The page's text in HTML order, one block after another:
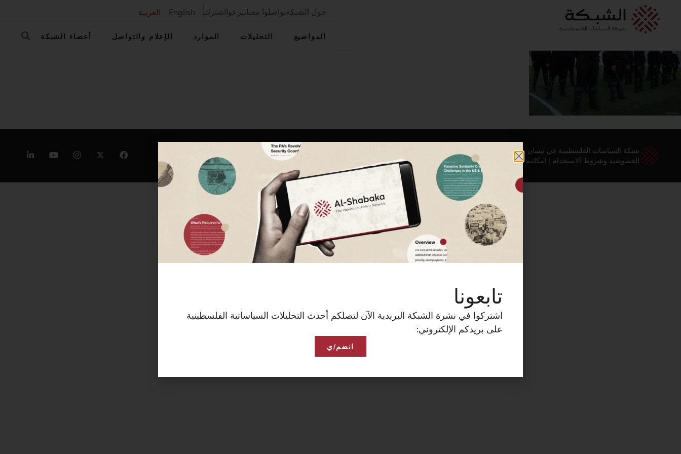
حول الشبكةتواصلوا معناتبرعوااشترك English العربية
المواضيع التحليلات الموارد الإعلام والتواصل أعضاء الشبكة
شبكة السياسات الفلسطينية في نيسان 2026 ©
الخصوصية وشروط الاستخدام
إمكانية
تابعونا
اشتركوا في نشرة الشبكة البريدية الآن لتصلكم أحدث التحليلات السياساتية الفلسطينية
على بريدكم الإلكتروني:
انضم/ي